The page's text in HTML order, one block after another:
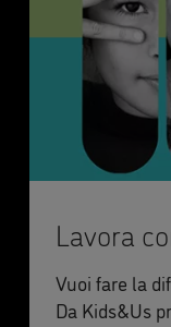
Lavora
Vuoi fare la
Da Kids&Us